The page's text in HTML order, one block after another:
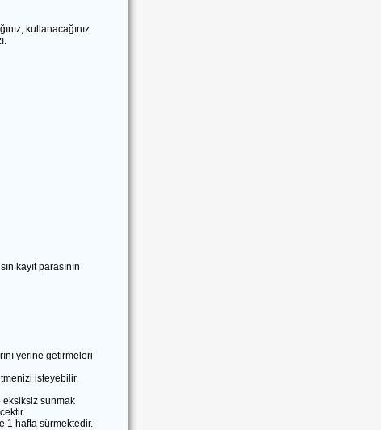
kullanacağınız
kayıt parasının
yerine getirmeleri
isteyebilir.
sunmak
1 hafta sürmektedir.